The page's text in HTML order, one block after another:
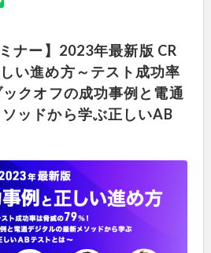
ナー】2023年最新版 CR
い進め方～テスト成功率
クオフの成功事例と電通
ッドから学ぶ正しいAB